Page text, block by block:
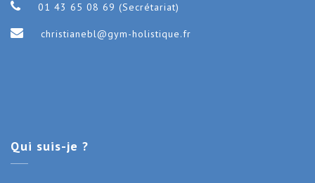
01 43 65 08 69 (Secrétariat)
christianebl@gym-holistique.fr
Qui suis-je ?